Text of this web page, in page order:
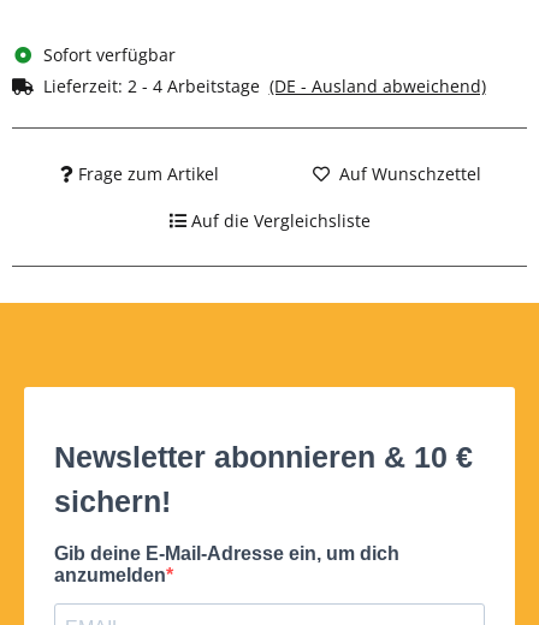
Sofort verfügbar
Lieferzeit: 2 - 4 Arbeitstage (DE - Ausland abweichend)
Frage zum Artikel Auf Wunschzettel
Auf die Vergleichsliste